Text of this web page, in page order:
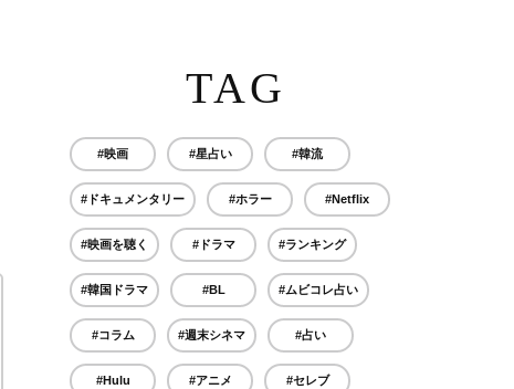
TAG
#映画 #星占い #韓流
#ドキュメンタリー #ホラー #Netflix
#映画を聴く #ドラマ #ランキング
#韓国ドラマ #BL #ムビコレ占い
#コラム #週末シネマ #占い
#Hulu #アニメ #セレブ